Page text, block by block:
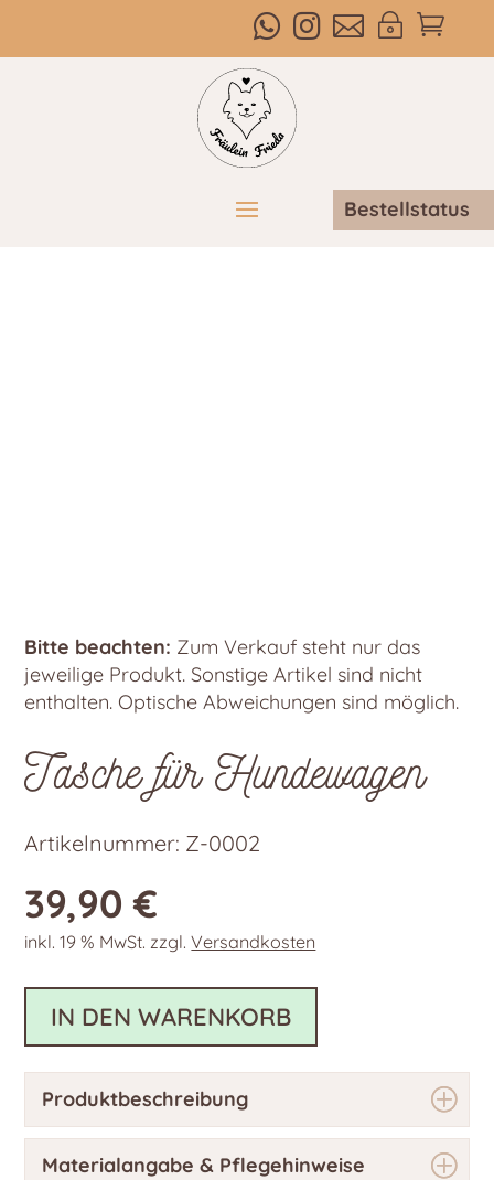

~



Bestellstatus
Bitte beachten: Zum Verkauf steht nur das
jeweilige Produkt. Sonstige Artikel sind nicht
enthalten. Optische Abweichungen sind möglich.
Tasche für Hundewagen
Artikelnummer: Z-0002
39,90€
inkl. 19 % MwSt. zzgl.Versandkosten
IN DEN WARENKORB
Produktbeschreibung
Materialangabe & Pflegehinweise